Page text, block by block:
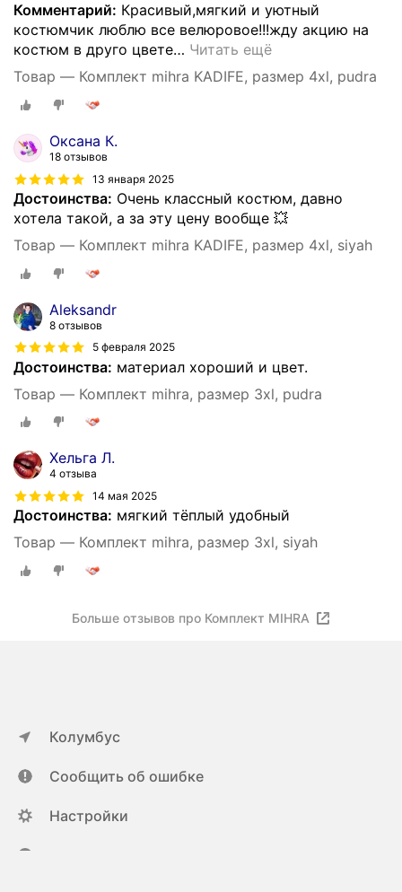
Комментарий: Красивый,мягкий и уютный
костюмчик люблю все велюровое!!!жду акцию на
костюм в друго цвете… Читать ещё
Товар — Комплект mihra KADIFE, размер 4xl, pudra
Оксана К.
18 отзывов
13 января 2025
Достоинства: Очень классный костюм, давно
хотела такой, а за эту цену вообще 💥
Товар — Комплект mihra KADIFE, размер 4xl, siyah
Aleksandr
8 отзывов
5 февраля 2025
Достоинства: материал хороший и цвет.
Товар — Комплект mihra, размер 3xl, pudra
Хельга Л.
4 отзыва
14 мая 2025
Достоинства: мягкий тёплый удобный
Товар — Комплект mihra, размер 3xl, siyah
Больше отзывов про Комплект MIHRA
Колумбус
Сообщить об ошибке
Настройки